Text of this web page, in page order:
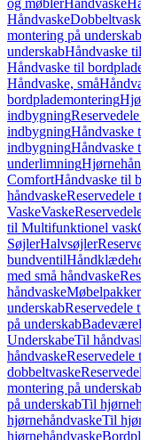
og møblerHåndvaske
Håndvaske
montering på underskab
underskabHåndvaske
Håndvaske til
Håndvaske, små
bordplademontering
indbygning
indbygningHåndvaske
indbygningHåndvaske
underlimning
ComfortHåndvaske til
håndvaskeReservedele
VaskeVaske
til Multifunktionel vask
SøjlerHalvsøjler
bundventil
med små håndvaske
håndvaske
underskabReservedele
på underskab
UnderskabeTil
håndvaskeReservedele
dobbeltvaske
montering på underskab
på underskabTil
hjørnehåndvaskeTil
hjørnehåndvaske